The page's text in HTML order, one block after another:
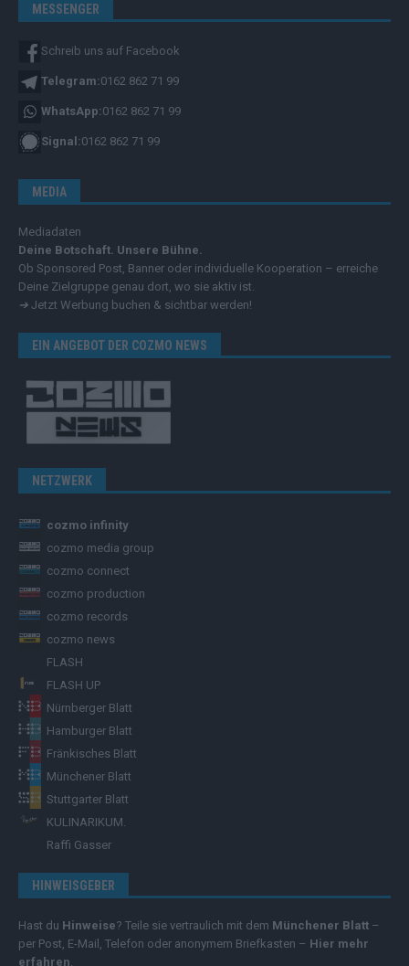
MESSENGER
Schreib uns auf Facebook
Telegram:0162 862 71 99
WhatsApp:0162 862 71 99
Signal:0162 862 71 99
MEDIA
Mediadaten
Deine Botschaft. Unsere Bühne.
Ob Sponsored Post, Banner oder individuelle Kooperation – erreiche
Deine Zielgruppe genau dort, wo sie aktiv ist.
➔ Jetzt Werbung buchen & sichtbar werden!
EIN ANGEBOT DER COZMO NEWS
NETZWERK
cozmo infinity
cozmo media group
cozmo connect
cozmo production
cozmo records
cozmo news
FLASH
FLASH UP
Nürnberger Blatt
Hamburger Blatt
Fränkisches Blatt
Münchener Blatt
Stuttgarter Blatt
KULINARIKUM.
Raffi Gasser
HINWEISGEBER
Hast du Hinweise? Teile sie vertraulich mit dem Münchener Blatt –
per Post, E-Mail, Telefon oder anonymem Briefkasten – Hier mehr
erfahren.